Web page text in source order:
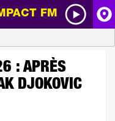
FM
: APRÈS
DJOKOVIC
Télécharger